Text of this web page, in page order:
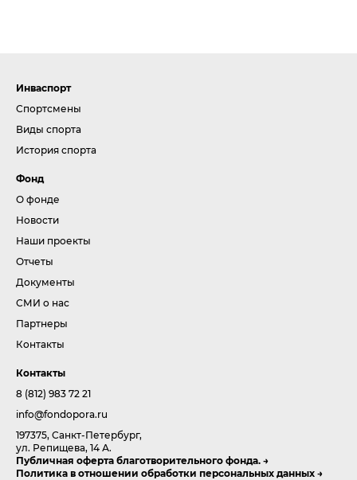
Инваспорт
Спортсмены
Виды спорта
История спорта
Фонд
О фонде
Новости
Наши проекты
Отчеты
Документы
СМИ о нас
Партнеры
Контакты
Контакты
8 (812) 983 72 21
info@fondopora.ru
197375, Санкт-Петербург,
ул. Репищева, 14 А.
Публичная оферта благотворительного фонда.
Политика в отношении обработки персональных данных